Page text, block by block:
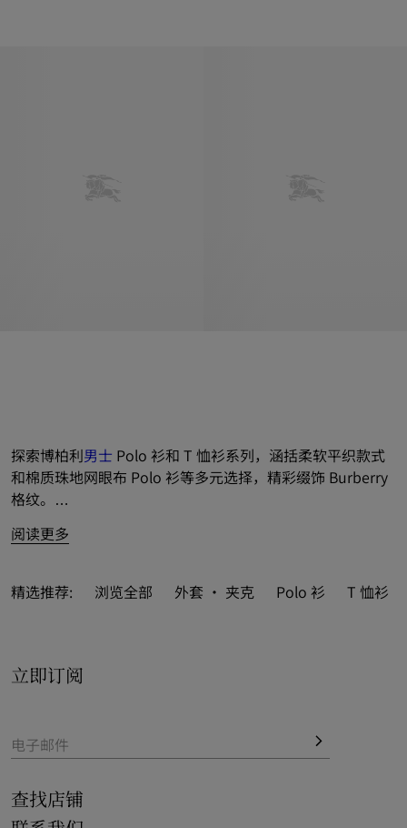
探索博柏利男士 Polo 衫和 T 恤衫系列，涵括柔软平织款式
和棉质珠地网眼布 Polo 衫等多元选择，精彩缀饰 Burberry
格纹。
全新 T 恤衫和长袖上衣缤纷亮相，巧搭品牌徽标和新意印
阅读更多
精选推荐: 浏览全部 外套 · 夹克 Polo 衫 T 恤衫
立即订阅
电子邮件
查找店铺